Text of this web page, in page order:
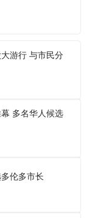
游行 与市民分
多名华人候选
伦多市长